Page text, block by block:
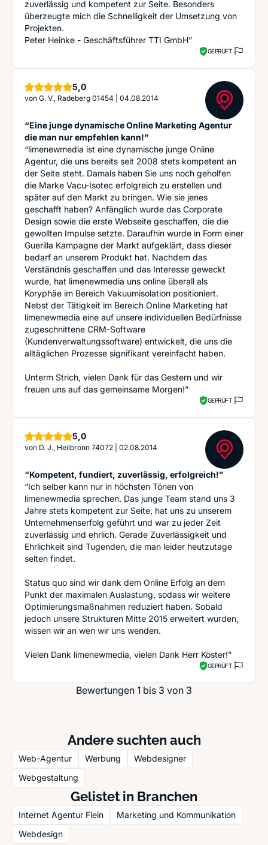
zuverlässig und kompetent zur Seite. Besonders
überzeugte mich die Schnelligkeit der Umsetzung von
Projekten.
Peter Heinke - Geschäftsführer TTI GmbH”
GEPRÜFT
5,0Sterne
von G. V., Radeberg 01454 04.08.2014
“Eine junge dynamische Online Marketing Agentur
die man nur empfehlen kann!”
“limenewmedia ist eine dynamische junge Online
Agentur, die uns bereits seit 2008 stets kompetent an
der Seite steht. Damals haben Sie uns noch geholfen
die Marke Vacu-Isotec erfolgreich zu erstellen und
später auf den Markt zu bringen. Wie sie jenes
geschafft haben? Anfänglich wurde das Corporate
Design sowie die erste Webseite geschaffen, die die
gewollten Impulse setzte. Daraufhin wurde in Form einer
Guerilla Kampagne der Markt aufgeklärt, dass dieser
bedarf an unserem Produkt hat. Nachdem das
Verständnis geschaffen und das Interesse geweckt
wurde, hat limenewmedia uns online überall als
Koryphäe im Bereich Vakuumisolation positioniert.
Nebst der Tätigkeit im Bereich Online Marketing hat
limenewmedia eine auf unsere individuellen Bedürfnisse
zugeschnittene CRM-Software
(Kundenverwaltungssoftware) entwickelt, die uns die
alltäglichen Prozesse signifikant vereinfacht haben.
Unterm Strich, vielen Dank für das Gestern und wir
freuen uns auf das gemeinsame Morgen!”
GEPRÜFT
5,0Sterne
von D. J., Heilbronn 74072 02.08.2014
“Kompetent, fundiert, zuverlässig, erfolgreich!”
“Ich selber kann nur in höchsten Tönen von
limenewmedia sprechen. Das junge Team stand uns 3
Jahre stets kompetent zur Seite, hat uns zu unserem
Unternehmenserfolg geführt und war zu jeder Zeit
zuverlässig und ehrlich. Gerade Zuverlässigkeit und
Ehrlichkeit sind Tugenden, die man leider heutzutage
selten findet.
Status quo sind wir dank dem Online Erfolg an dem
Punkt der maximalen Auslastung, sodass wir weitere
Optimierungsmaßnahmen reduziert haben. Sobald
jedoch unsere Strukturen Mitte 2015 erweitert wurden,
wissen wir an wen wir uns wenden.
Vielen Dank limenewmedia, vielen Dank Herr Köster!”
GEPRÜFT
Bewertungen 1 bis 3 von 3
Andere suchten auch
Web-Agentur Werbung
Webdesigner
Webgestaltung
Gelistet in Branchen
Internet Agentur Flein
Marketing und Kommunikation
Webdesign